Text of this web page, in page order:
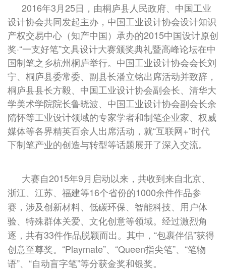
2016年3月25日，由桐庐县人民政府、中国工业
设计协会共同发起主办，中国工业设计协会设计知识
产权交易中心（知产中国）承办的2015中国设计原创
奖·“一支好笔”文具设计大赛颁奖典礼暨高峰论坛在中
国制笔之乡杭州桐庐举行。中国工业设计协会会长刘
宁、桐庐县委常委、副县长潘立铭出席活动并致辞，
桐庐县县长方毅、中国工业设计协会副会长、清华大
学美术学院院长鲁晓波、中国工业设计协会副会长余
隋怀等工业设计领域的专家学者和制笔企业家、权威
媒体等各界精英百余人出席活动，就“互联网+”时代
下制笔产业的创造与转型等话题展开了深入交流。
大赛自2015年9月启动以来，共收到来自北京、
浙江、江苏、福建等16个省份的1000余件作品参
赛，涉及创新材料、低碳环保、智能科技、用户体
验、特殊群体关爱、文化创意等领域。经过激烈角
逐，共有33件作品脱颖而出。其中，“包裹伴侣”获得
创意至尊奖。“Playmate”、“Queen指尖笔”、“笔物
语”、“自动盲字笔”等分获金奖和银奖。